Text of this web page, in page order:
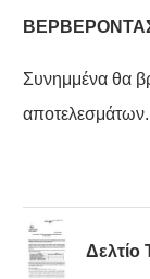
Συνημμένα θα
αποτελεσμάτων.
Δελτίο